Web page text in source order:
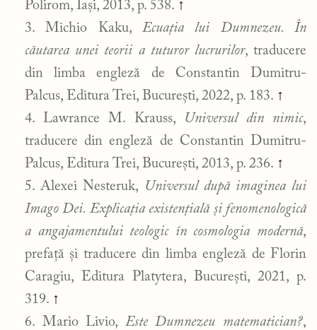
Polirom, Iași, 2013, p. 538. ↑
Michio Kaku,Ecuația lui Dumnezeu. În
căutarea unei teorii a tuturor lucrurilor, traducere
din limba engleză de Constantin Dumitru-
Palcus, Editura Trei, București, 2022, p. 183. ↑
Lawrance M. Krauss,
Universul din nimic,
traducere din engleză de Constantin Dumitru-
Palcus, Editura Trei, București, 2013, p. 236. ↑
Alexei Nesteruk, Universul după imaginea lui
Imago Dei. Explicația existențială și fenomenologică
a angajamentului teologic în cosmologia modernă,
prefață și traducere din limba engleză de Florin
Caragiu, Editura Platytera, București, 2021, p.
319. ↑
Mario Livio, Este Dumnezeu matematician?,